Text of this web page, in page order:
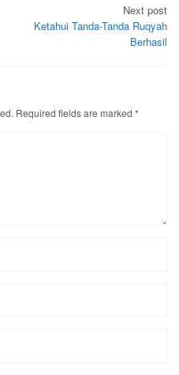
Next post
Ketahui Tanda-Tanda Ruqyah
Berhasil
Required fields are marked *